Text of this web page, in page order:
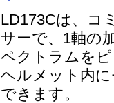
LD173Cは、コ
サーで、1軸の
ペクトラムを
ヘルメット内
できます。